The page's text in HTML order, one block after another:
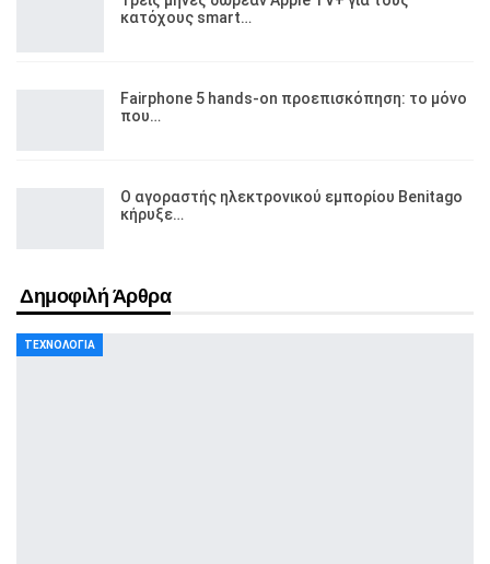
κατόχους smart…
Fairphone 5 hands-on προεπισκόπηση: το μόνο
που…
Ο αγοραστής ηλεκτρονικού εμπορίου Benitago
κήρυξε…
Δημοφιλή Άρθρα
ΤΕΧΝΟΛΟΓΊΑ